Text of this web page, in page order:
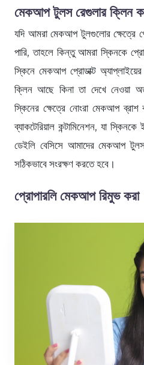
মেকআপ টুলস রেগুলার ক্লিন
যদি আমরা মেকআপ টুলগুলোর ক্ষেত্রে
পারি, তাহলে কিন্তু আমরা স্কিনকে
স্কিনে মেকআপ প্রোডাক্ট
ক্লিন আছে কিনা তা দেখে নেওয়া
স্কিনের ক্ষেত্রে নোংরা মেকআপ ব্রাশ
ব্যাকটেরিয়াল কন্টামিনেশন, যা
ডেইলি বেসিসে আমাদের মেকআপ
সঠিকভাবে সংরক্ষণ করতে হবে।
প্রোপারলি মেকআপ রিমুভ করা